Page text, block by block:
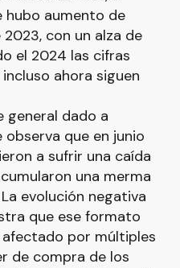
hubo aumento de
con un alza de
el 2024 las cifras
ahora siguen
general dado a
que en junio
a sufrir una caída
una merma
evolución negativa
que ese formato
por múltiples
de compra de los